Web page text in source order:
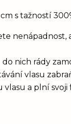
s tažností
nenápadnost,
nich rády
vlasu
a plní svoji